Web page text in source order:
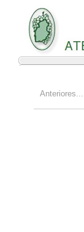
Anteriores...